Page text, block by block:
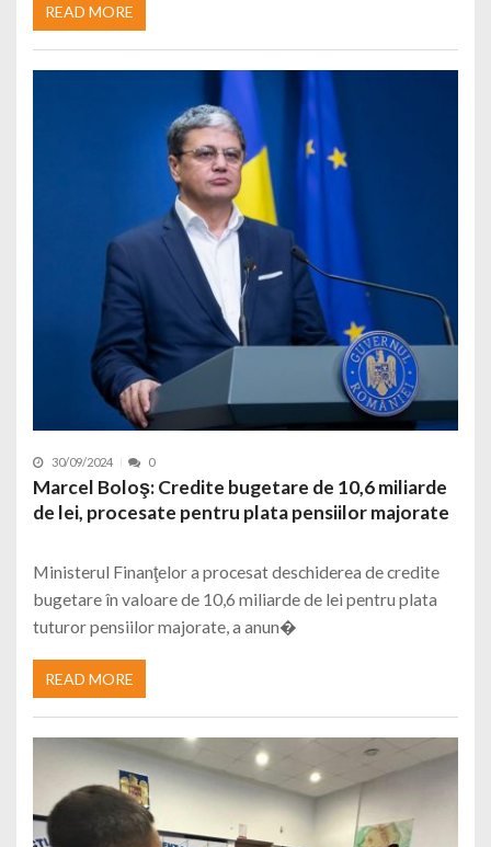
READ MORE
30/09/2024 0
Marcel Boloş: Credite bugetare de 10,6 miliarde
de lei, procesate pentru plata pensiilor majorate
Ministerul Finanţelor a procesat deschiderea de credite
bugetare în valoare de 10,6 miliarde de lei pentru plata
tuturor pensiilor majorate, a anun�
READ MORE